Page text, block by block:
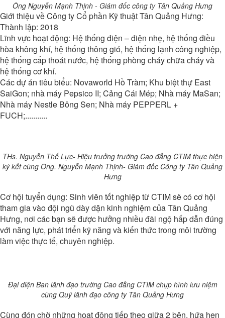
Ông Nguyễn Mạnh Thịnh - Giám đốc công ty Tân Quảng Hưng
Giới thiệu về Công ty Cổ phần Kỹ thuật Tân Quảng Hưng:
Thành lập: 2018
Lĩnh vực hoạt động: Hệ thống điện – điện nhẹ, hệ thống điều
hòa không khí, hệ thống thông gió, hệ thống lạnh công nghiệp,
hệ thống cấp thoát nước, hệ thống phòng cháy chữa cháy và
hệ thống cơ khí.
Các dự án tiêu biểu: Novaworld Hồ Tràm; Khu biệt thự East
SaiGon; nhà máy Pepsico II; Cảng Cái Mép; Nhà máy MaSan;
Nhà máy Nestle Bông Sen; Nhà máy PEPPERL +
FUCH;...........
THs. Nguyễn Thế Lực- Hiệu trưởng trường Cao đẳng CTIM thực hiện
ký kết cùng Ông. Nguyễn Mạnh Thịnh- Giám đốc Công ty Tân Quảng
Hưng
Cơ hội tuyển dụng: Sinh viên tốt nghiệp từ CTIM sẽ có cơ hội
tham gia vào đội ngũ dày dặn kinh nghiệm của Tân Quảng
Hưng, nơi các bạn sẽ được hưởng nhiều đãi ngộ hấp dẫn đúng
với năng lực, phát triển kỹ năng và kiến thức trong môi trường
làm việc thực tế, chuyên nghiệp.
Đại diện Ban lãnh đạo trường Cao đẳng CTIM chụp hình lưu niệm
cùng Quý lãnh đạo công ty Tân Quảng Hưng
Cùng đón chờ những hoạt động tiếp theo giữa 2 bên, hứa hẹn